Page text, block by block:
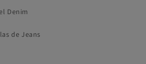
Denim
de Jeans